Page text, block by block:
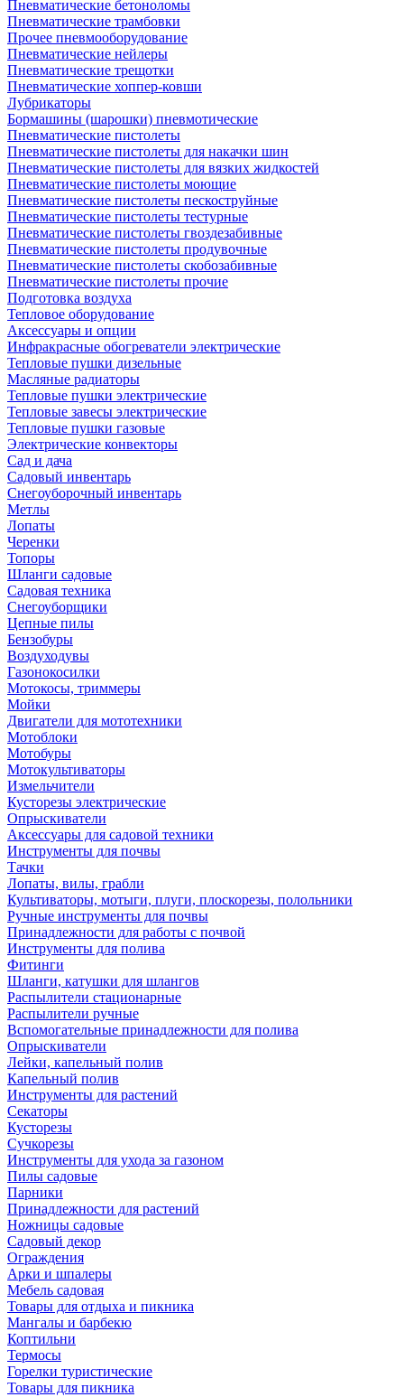
Пневматические бетоноломы
Пневматические трамбовки
Прочее пневмооборудование
Пневматические нейлеры
Пневматические трещотки
Пневматические хоппер-ковши
Лубрикаторы
Бормашины (шарошки) пневмотические
Пневматические пистолеты
Пневматические пистолеты для накачки шин
Пневматические пистолеты для вязких жидкостей
Пневматические пистолеты моющие
Пневматические пистолеты пескоструйные
Пневматические пистолеты тестурные
Пневматические пистолеты гвоздезабивные
Пневматические пистолеты продувочные
Пневматические пистолеты скобозабивные
Пневматические пистолеты прочие
Подготовка воздуха
Тепловое оборудование
Аксессуары и опции
Инфракрасные обогреватели электрические
Тепловые пушки дизельные
Масляные радиаторы
Тепловые пушки электрические
Тепловые завесы электрические
Тепловые пушки газовые
Электрические конвекторы
Сад и дача
Садовый инвентарь
Снегоуборочный инвентарь
Метлы
Лопаты
Черенки
Топоры
Шланги садовые
Садовая техника
Снегоуборщики
Цепные пилы
Бензобуры
Воздуходувы
Газонокосилки
Мотокосы, триммеры
Мойки
Двигатели для мототехники
Мотоблоки
Мотобуры
Мотокультиваторы
Измельчители
Кусторезы электрические
Опрыскиватели
Аксессуары для садовой техники
Инструменты для почвы
Тачки
Лопаты, вилы, грабли
Культиваторы, мотыги, плуги, плоскорезы, полольники
Ручные инструменты для почвы
Принадлежности для работы с почвой
Инструменты для полива
Фитинги
Шланги, катушки для шлангов
Распылители стационарные
Распылители ручные
Вспомогательные принадлежности для полива
Опрыскиватели
Лейки, капельный полив
Капельный полив
Инструменты для растений
Секаторы
Кусторезы
Сучкорезы
Инструменты для ухода за газоном
Пилы садовые
Парники
Принадлежности для растений
Ножницы садовые
Садовый декор
Ограждения
Арки и шпалеры
Мебель садовая
Товары для отдыха и пикника
Мангалы и барбекю
Коптильни
Термосы
Горелки туристические
Товары для пикника